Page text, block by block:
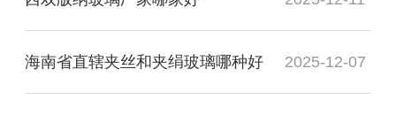
海南省直辖夹丝和夹绢玻璃哪种好 2025-12-07